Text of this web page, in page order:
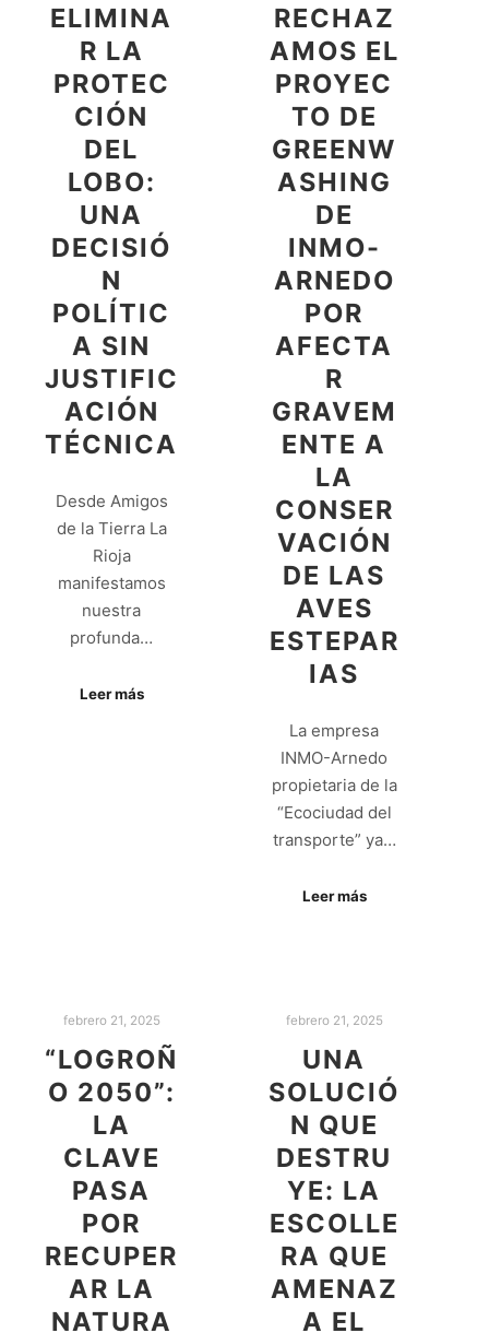
ELIMINA
R LA
PROTEC
CIÓN
DEL
LOBO:
UNA
DECISIÓ
N
POLÍTIC
A SIN
JUSTIFIC
ACIÓN
TÉCNICA
Desde Amigos
de la Tierra La
Rioja
manifestamos
nuestra
profunda…
Leer más
RECHAZ
AMOS EL
PROYEC
TO DE
GREENW
ASHING
DE
INMO-
ARNEDO
POR
AFECTA
R
GRAVEM
ENTE A
LA
CONSER
VACIÓN
DE LAS
AVES
ESTEPAR
IAS
La empresa
INMO-Arnedo
propietaria de la
“Ecociudad del
transporte” ya…
Leer más
febrero 21, 2025
“LOGROÑ
O 2050”:
LA
CLAVE
PASA
POR
RECUPER
AR LA
NATURA
febrero 21, 2025
UNA
SOLUCIÓ
N QUE
DESTRU
YE: LA
ESCOLLE
RA QUE
AMENAZ
A EL